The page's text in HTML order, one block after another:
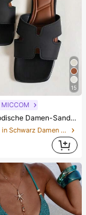
15
MICCOM
MICCOM Modische Damen-Sandalen mit flacher Sohle, quadratischer Zehenpartie und offener Zehenpartie, vielseitig für Frühling/Sommer, neue Sandalen, lässig für den Alltag
in Schwarz Damen Slipper